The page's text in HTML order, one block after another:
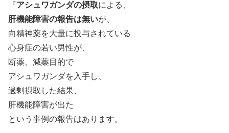
『アシュワガンダの摂取による、
肝機能障害の報告は無いが、
向精神薬を大量に投与されている
心身症の若い男性が、
断薬、減薬目的で
アシュワガンダを入手し、
過剰摂取した結果、
肝機能障害が出た
という事例の報告はあります。